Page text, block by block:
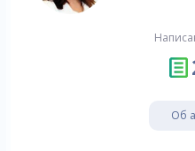
Об